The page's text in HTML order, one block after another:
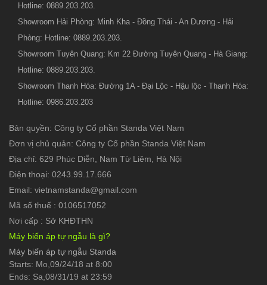
Hotline: 0889.203.203.
Showroom Hải Phòng: Minh Kha - Đồng Thái - An Dương - Hải
Phòng: Hotline: 0889.203.203.
Showroom Tuyên Quang: Km 22 Đường Tuyên Quang - Hà Giang:
Hotline: 0889.203.203.
Showroom Thanh Hóa: Đường 1A - Đại Lộc - Hậu lộc - Thanh Hóa:
Hotline: 0986.203.203
Bản quyền: Công ty Cổ phần Standa Việt Nam
Đơn vị chủ quản: Công ty Cổ phần Standa Việt Nam
Địa chỉ: 629 Phúc Diễn, Nam Từ Liêm, Hà Nội
Điện thoại: 0243.99.17.666
Email: vietnamstanda@gmail.com
Mã số thuế : 0106517052
Nơi cấp : Sở KHĐTHN
Máy biến áp tự ngẫu là gì?
Máy biến áp tự ngẫu Standa
Starts: Mo,09/24/18 at 8:00
Ends: Sa,08/31/19 at 23:59